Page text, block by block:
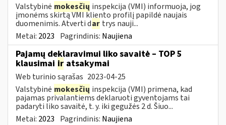
Valstybinė mokesčių inspekcija (VMI) informuoja, jog
įmonėms skirtą VMI kliento profilį papildė naujais
duomenimis. Atverti dar trys nauji...
Metai: 2023 Pagrindinis: Naujiena
Pajamų deklaravimui liko savaitė – TOP 5
klausimai ir atsakymai
Web turinio sąrašas 2023-04-25
Valstybinė mokesčių inspekcija (VMI) primena, kad
pajamas privalantiems deklaruoti gyventojams tai
padaryti liko savaitė, t. y. iki gegužės 2 d. Šiuo...
Metai: 2023 Pagrindinis: Naujiena